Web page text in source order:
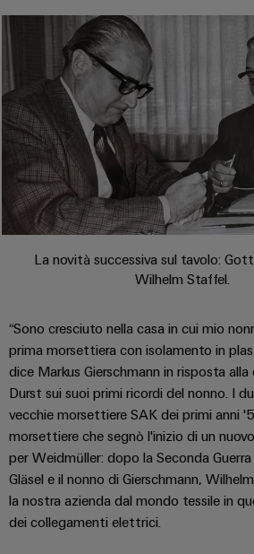
Costruzione
navale
Soluzioni
di
connessione
complete
per
l'industria
marittima
Device
manufacturers
di
dispositivi
Energia
eolica
Eccellenza
operativa
nell'energia
eolica
Energia
tradizionale
Quadro
elettrico
e
campo
Cablaggio
sul
campo
Configuratore
Weidmüller
Costruzione
intelligente
dell’armadio
Misurazione
smart
Workplace
solutions
Cavi
di
collegamento,
cavi
patch
cavi
Soluzioni
di
cablaggio
e
di
migrazione
PLC
Interfacce
di
servizio
Box
Configuratore
Weidmüller
Servizi
per
connettori
PCB
Servizi
di
laboratorio
Supporto
tecnico
Conformità
ambientale
dei
prodotti
PSIRT
Manager
Sales
Business
Development
Connectivity
Consulting
Macchine
Device
manufacturers
Transportation
Processo
Energia
Webshop
sulla
gestione
e
certificati
Orange
Mag
|
Rivista
per
clienti
nostro
Management
Career
Le
nostre
novità
La novità successiva sul tavolo:
Wilhelm Staffel.
“Sono cresciuto nella casa in cui mio
prima morsettiera con isolamento in
dice Markus Gierschmann in risposta
Durst sui suoi primi ricordi del nonno. I
vecchie morsettiere SAK dei primi anni
morsettiere che segnò l'inizio di un
per Weidmüller: dopo la Seconda
Gläsel e il nonno di Gierschmann,
la nostra azienda dal mondo tessile in
dei collegamenti elettrici.